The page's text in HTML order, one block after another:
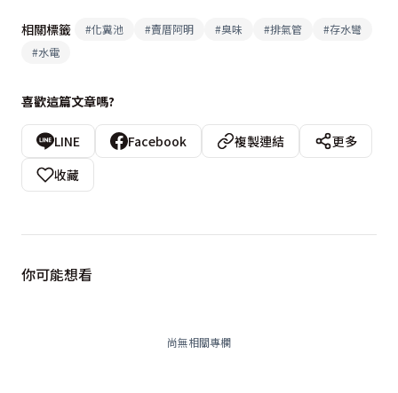
相關標籤 #化糞池 #賣厝阿明 #臭味 #排氣管 #存水彎
#水電
喜歡這篇文章嗎?
LINE Facebook 複製連結
更多
收藏
你可能想看
尚無相關專欄